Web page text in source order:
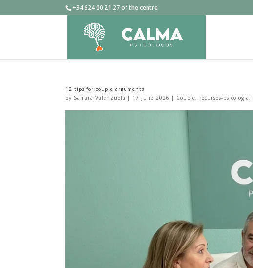
+34 624 00 21 27 of the centre
12 tips for couple arguments
by Samara Valenzuela | 17 June 2026 | Couple, recursos-psicología,